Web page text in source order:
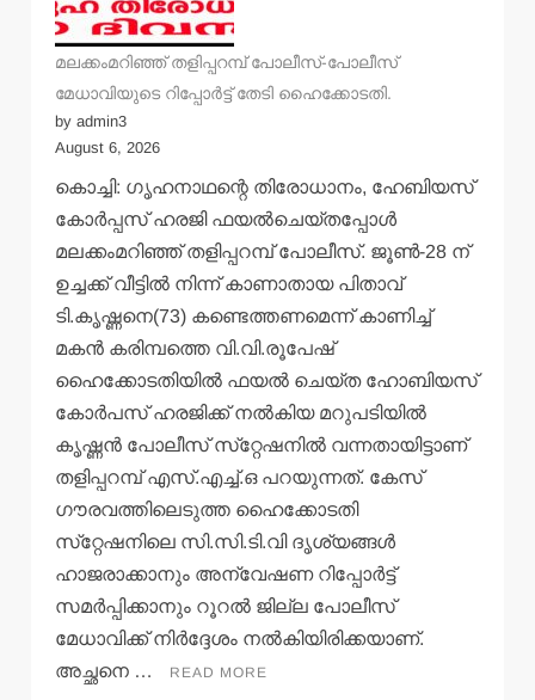
മലക്കംമറിഞ്ഞ് തളിപ്പറമ്പ് പോലീസ്-പോലീസ്
മേധാവിയുടെ റിപ്പോര്‍ട്ട് തേടി ഹൈക്കോടതി.
by admin3
August 6, 2026
കൊച്ചി: ഗൃഹനാഥന്റെ തിരോധാനം, ഹേബിയസ്
കോര്‍പ്പസ് ഹരജി ഫയല്‍ചെയ്തപ്പോള്‍
മലക്കംമറിഞ്ഞ് തളിപ്പറമ്പ് പോലീസ്. ജൂണ്‍-28 ന്
ഉച്ചക്ക് വീട്ടില്‍ നിന്ന് കാണാതായ പിതാവ്
ടി.കൃഷ്ണനെ(73) കണ്ടെത്തണമെന്ന് കാണിച്ച്
മകന്‍ കരിമ്പത്തെ വി.വി.രൂപേഷ്
ഹൈക്കോടതിയില്‍ ഫയല്‍ ചെയ്ത ഹോബിയസ്
കോര്‍പസ് ഹരജിക്ക് നല്‍കിയ മറുപടിയില്‍
കൃഷ്ണന്‍ പോലീസ് സ്‌റ്റേഷനില്‍ വന്നതായിട്ടാണ്
തളിപ്പറമ്പ് എസ്.എച്ച്.ഒ പറയുന്നത്. കേസ്
ഗൗരവത്തിലെടുത്ത ഹൈക്കോടതി
സ്‌റ്റേഷനിലെ സി.സി.ടി.വി ദൃശ്യങ്ങള്‍
ഹാജരാക്കാനും അന്വേഷണ റിപ്പോര്‍ട്ട്
സമര്‍പ്പിക്കാനും റൂറല്‍ ജില്ല പോലീസ്
മേധാവിക്ക് നിര്‍ദ്ദേശം നല്‍കിയിരിക്കയാണ്.
അച്ഛനെ …
READ MORE